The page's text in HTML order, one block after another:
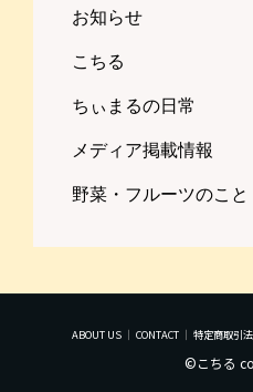
お知らせ
こちる
ちぃまるの日常
メディア掲載情報
野菜・フルーツのこと
ABOUT US｜ CONTACT｜ 特定商取引
©こちる